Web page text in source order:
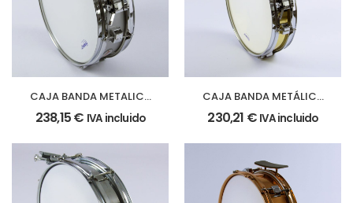
CAJA BANDA METALICA
33 Ø x 10 cm. (13″Ø x4″)
– aluminio
238,15€ IVA incluido
CAJA BANDA METÁLICA
33 Ø x 10 cm. (13″Ø x4″)
– casco dorado
230,21 € IVA incluido